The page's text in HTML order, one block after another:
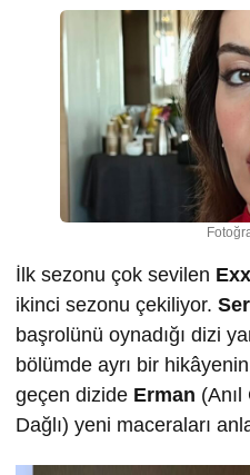
İlk sezonu çok sevilen
ikinci sezonu çekiliyor.
başrolünü oynadığı dizi
bölümde ayrı bir
geçen dizide Erman
Dağlı) yeni maceraları